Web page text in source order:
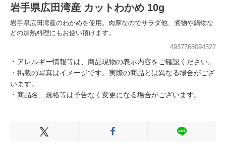
岩手県広田湾産 カットわかめ 10g
岩手県広田湾産のわかめを使用。肉厚なのでサラダ他、煮物や鍋物な
どの加熱料理にもお使い頂けます。
4937768094322
・アレルギー情報等は、商品現物の表示内容をご確認ください。
・掲載の写真はイメージです。実際の商品とは異なる場合がござ
います。
・商品名、規格等は予告なく変更になる場合がございます。
Xでシェアする FacebookでシェアするLINEでシェ